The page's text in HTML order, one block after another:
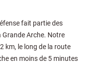
fait partie des
Grande Arche. Notre
km, le long de la route
en moins de 5 minutes